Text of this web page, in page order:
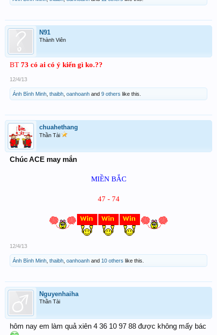
N91
Thành Viên
BT 73 có ai có ý kiến gì ko.??
12/4/13
Ánh Bình Minh thaibh oanhoanh and 9 others like this.
chuahethang
Thần Tài
Chúc ACE may mắn
MIỀN BẮC
47 - 74
12/4/13
Ánh Bình Minh thaibh oanhoanh and 10 others like this.
Nguyenhaiha
Thần Tài
hôm nay em làm quả xiên 4 36 10 97 88 được không mấy bác